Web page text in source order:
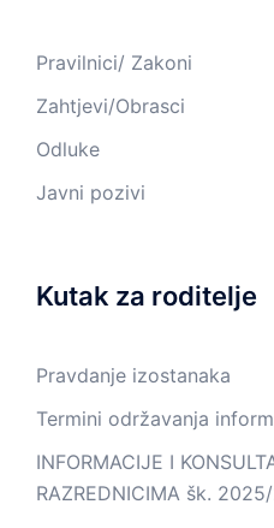
Pravilnici/ Zakoni
Zahtjevi/Obrasci
Odluke
Javni pozivi
Kutak za roditelje
Pravdanje izostanaka
Termini održavanja
INFORMACIJE I
RAZREDNICIMA šk.